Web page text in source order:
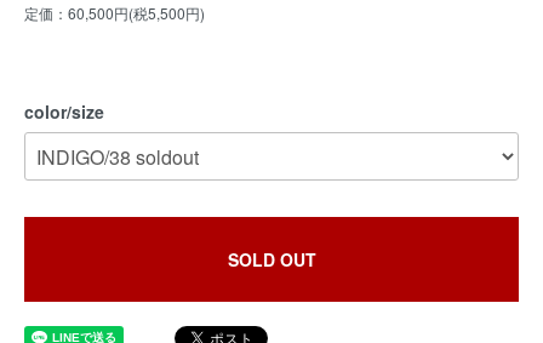
定価：60,500円(税5,500円)
color/size
SOLD OUT